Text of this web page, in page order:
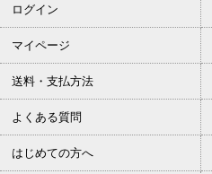
ログイン
マイページ
送料・支払方法
よくある質問
はじめての方へ